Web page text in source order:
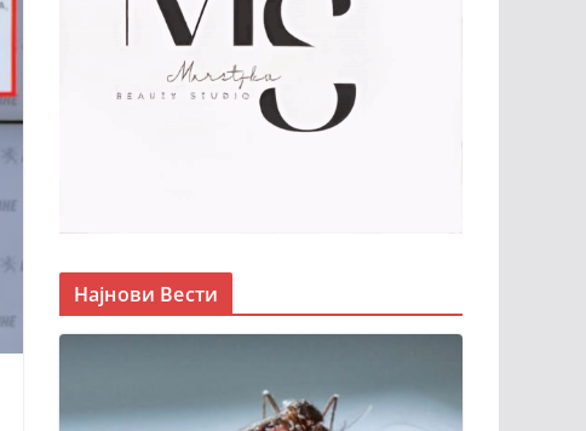
Најнови Вести